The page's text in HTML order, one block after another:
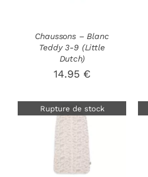
Chaussons – Blanc
Teddy 3-9 (Little
Dutch)
14.95 €
Rupture de stock
DÉTAILS